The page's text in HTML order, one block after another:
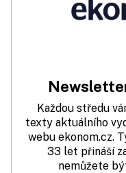
Každou středu
texty aktuálního
webu ekonom.cz.
33 let přináší
nemůžete